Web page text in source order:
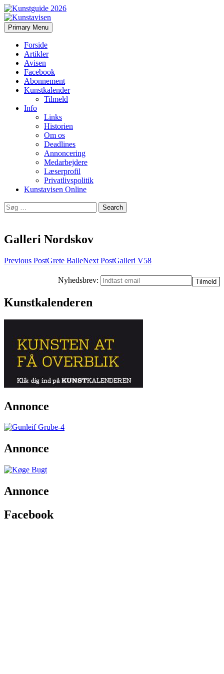
Kunstavisen
Search
Primary Menu Skip
to
Forside
Artikler
Avisen
Facebook
Abonnement
Kunstkalender
Tilmeld
Info
Links
Historien
Om os
Deadlines
Annoncering
Medarbejdere
Læserprofil
Privatlivspolitik
Kunstavisen Online
Search
for:
Galleri Nordskov
Post
Previous PostGrete BalleNext PostGalleri V58
Nyhedsbrev:
Kunstkalenderen
Annonce
Annonce
Annonce
Facebook